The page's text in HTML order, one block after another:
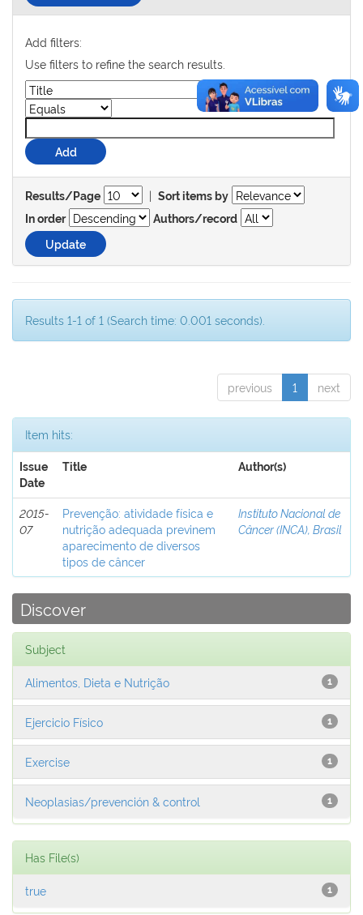
Add filters:
Use filters to refine the search results.
Results/Page | Sort items by
In order
Authors/record
Results 1-1 of 1 (Search time: 0.001 seconds).
previous 1 next
Item hits:
Issue
Date
Title Author(s)
2015-
07
Prevenção: atividade física e
nutrição adequada previnem
aparecimento de diversos
tipos de câncer
Instituto Nacional de
Câncer (INCA), Brasil
Discover
Subject
1
Alimentos, Dieta e Nutrição
1
Ejercicio Físico
1
Exercise
1
Neoplasias/prevención & control
Has File(s)
1
true